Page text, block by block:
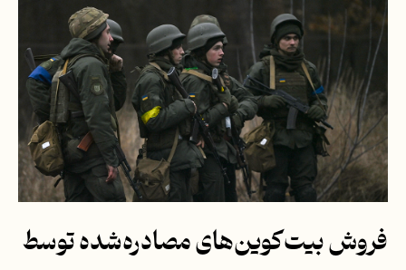
فروش بیت‌کوین‌های مصادره‌شده توسط